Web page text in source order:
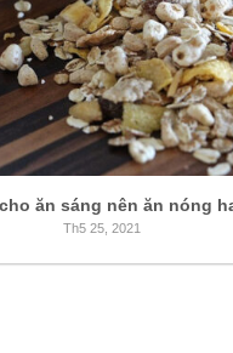
ăn sáng nên ăn nóng
Th5 25, 2021